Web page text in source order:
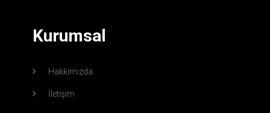
Kurumsal
Hakkımızda
İletişim